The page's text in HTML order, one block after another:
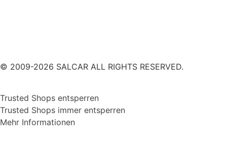
© 2009-2026 SALCAR ALL RIGHTS RESERVED.
Trusted Shops entsperren
Trusted Shops immer entsperren
Mehr Informationen